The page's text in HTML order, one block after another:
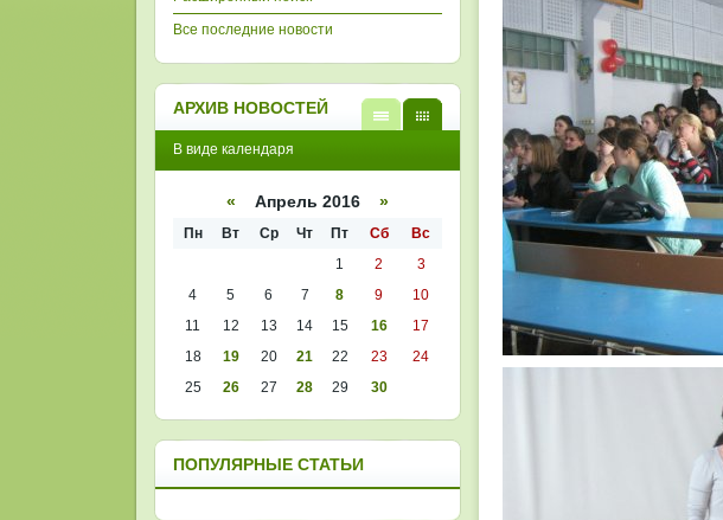
Все последние новости
АРХИВ НОВОСТЕЙ
кален
списк
В виде календаря
« Апрель 2016 »
Пн Вт Ср Чт Пт Сб
Вс
1
2
3
4
5 6 7 8 9
10
11
12 13 14 15 16
17
18
19 20 21 22 23
24
25
26 27 28 29 30
ПОПУЛЯРНЫЕ СТАТЬИ